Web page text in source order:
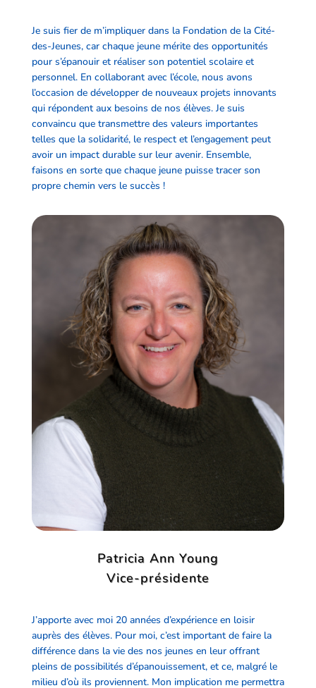
Je suis fier de m’impliquer dans la Fondation de la Cité-
des-Jeunes, car chaque jeune mérite des opportunités
pour s’épanouir et réaliser son potentiel scolaire et
personnel. En collaborant avec l’école, nous avons
l’occasion de développer de nouveaux projets innovants
qui répondent aux besoins de nos élèves. Je suis
convaincu que transmettre des valeurs importantes
telles que la solidarité, le respect et l’engagement peut
avoir un impact durable sur leur avenir. Ensemble,
faisons en sorte que chaque jeune puisse tracer son
propre chemin vers le succès !
Patricia Ann Young
Vice-présidente
J’apporte avec moi 20 années d’expérience en loisir
auprès des élèves. Pour moi, c’est important de faire la
différence dans la vie des nos jeunes en leur offrant
pleins de possibilités d’épanouissement, et ce, malgré le
milieu d’où ils proviennent. Mon implication me permettra